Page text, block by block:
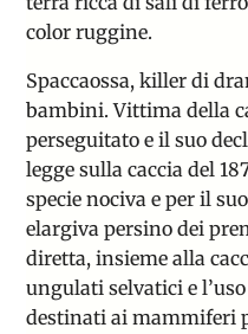
color ruggine.
Spaccaossa, killer di
bambini. Vittima della
perseguitato e il suo
legge sulla caccia del
specie nociva e per il
elargiva persino dei
diretta, insieme alla
ungulati selvatici e
destinati ai mammiferi